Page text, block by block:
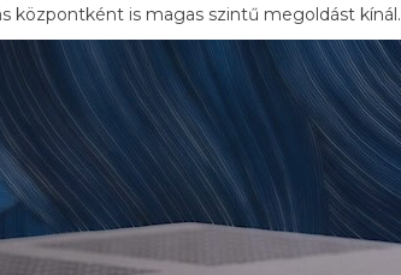
központként is magas szintű megoldást kínál.